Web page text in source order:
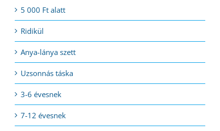
5 000 Ft alatt
Ridikül
Anya-lánya szett
Uzsonnás táska
3-6 évesnek
7-12 évesnek